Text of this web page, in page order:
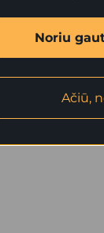
Noriu
Ačiū,